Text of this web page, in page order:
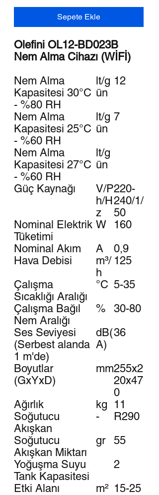
Sepete Ekle
Olefini OL12-BD023B
Nem Alma Cihazı (WİFİ)
Nem Alma
Kapasitesi 30°C
- %80 RH
lt/g
ün
12
Nem Alma
Kapasitesi 25°C
- %60 RH
lt/g
ün
7
Nem Alma
Kapasitesi 27°C
- %60 RH
lt/g
ün
Güç Kaynağı
V/P
h/H
z
220-
240/1/
50
Nominal Elektrik
Tüketimi
W
160
Nominal Akım
A
0,9
Hava Debisi
m³/
h
125
Çalışma
Sıcaklığı Aralığı
°C 5-35
Çalışma Bağıl
Nem Aralığı
%
30-80
Ses Seviyesi
(Serbest alanda
1 m'de)
dB(
A)
36
Boyutlar
(GxYxD)
mm255x2
20x47
0
Ağırlık
kg
11
Soğutucu
Akışkan
-
R290
Soğutucu
Akışkan Miktarı
gr
55
Yoğuşma Suyu
Tank Kapasitesi
2
Etki Alanı
m² 15-25